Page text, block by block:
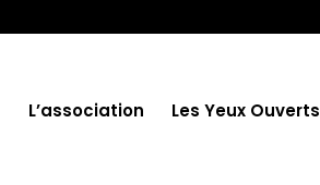
L’association Les Yeux Ouverts